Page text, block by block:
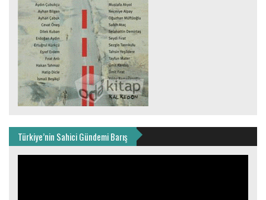
Türkiye’nin Sahici Gündemi Barış